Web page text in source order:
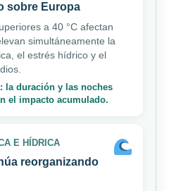
sobre Europa
a 40 °C afectan
simultáneamente la
el estrés hídrico y el
la duración y las noches
el impacto acumulado.
E HÍDRICA
reorganizando